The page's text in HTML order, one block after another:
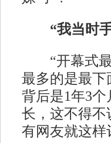
“我当时
“开幕式最
最多的是最下
背后是1年3
长，这不得不
有网友就这样